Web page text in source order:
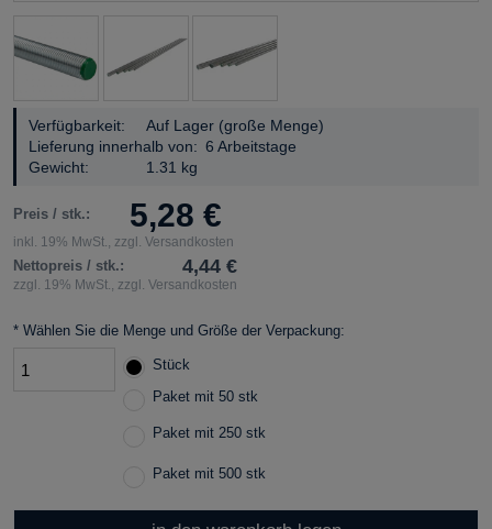
Verfügbarkeit:
Auf Lager (große Menge)
Lieferung innerhalb von: 6 Arbeitstage
Gewicht:
1.31 kg
Preis / stk.: 5,28 €
inkl. 19% MwSt., zzgl. Versandkosten
Nettopreis / stk.: 4,44 €
zzgl. 19% MwSt., zzgl. Versandkosten
* Wählen Sie die Menge und Größe der Verpackung:
Stück
Paket mit 50 stk
Paket mit 250 stk
Paket mit 500 stk